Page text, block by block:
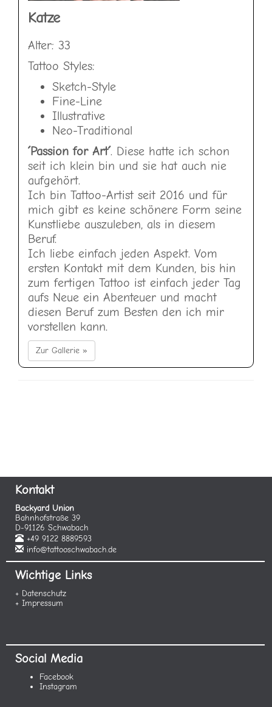
Katze
Alter: 33
Tattoo Styles:
Sketch-Style
Fine-Line
Illustrative
Neo-Traditional
´Passion for Art´. Diese hatte ich schon
seit ich klein bin und sie hat auch nie
aufgehört.
Ich bin Tattoo-Artist seit 2016 und für
mich gibt es keine schönere Form seine
Kunstliebe auszuleben, als in diesem
Beruf.
Ich liebe einfach jeden Aspekt. Vom
ersten Kontakt mit dem Kunden, bis hin
zum fertigen Tattoo ist einfach jeder Tag
aufs Neue ein Abenteuer und macht
diesen Beruf zum Besten den ich mir
vorstellen kann.
Zur Gallerie »
Kontakt
Backyard Union
Bahnhofstraße 39
D-91126 Schwabach
+49 9122 8889593
info@tattooschwabach.de
Wichtige Links
+ Datenschutz
+ Impressum
Social Media
Facebook
Instagram